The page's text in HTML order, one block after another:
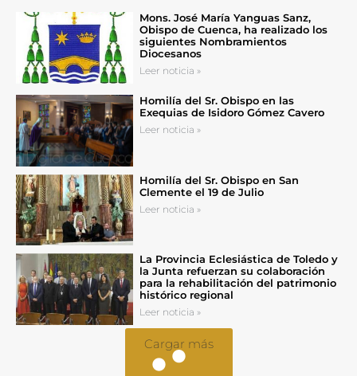
Mons. José María Yanguas Sanz,
Obispo de Cuenca, ha realizado los
siguientes Nombramientos
Diocesanos
Leer noticia »
Homilía del Sr. Obispo en las
Exequias de Isidoro Gómez Cavero
Leer noticia »
Homilía del Sr. Obispo en San
Clemente el 19 de Julio
Leer noticia »
La Provincia Eclesiástica de Toledo y
la Junta refuerzan su colaboración
para la rehabilitación del patrimonio
histórico regional
Leer noticia »
Cargar más